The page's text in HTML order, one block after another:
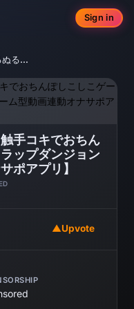
Sign in
搾精アルラウネのぬるぬる触手コキでおちんぽしこしこゲーム【エロトラップダンジョン攻略ゲーム型動画連動オナサポアプリ】
手コキでおちん
ップダンジョン
ポアプリ】
▲Upvote